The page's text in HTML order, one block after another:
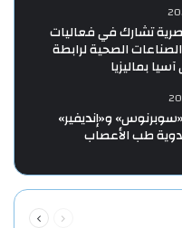
تشارك في فعاليات
الصحية لرابطة
بماليزيا
و«إنديفير»
طب الأعصاب
الصفحةالصفحة